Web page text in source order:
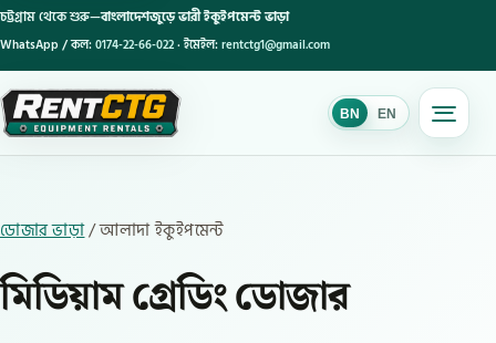
চট্টগ্রাম থেকে শুরু—বাংলাদেশজুড়ে ভারী ইকুইপমেন্ট ভাড়া
WhatsApp / কল:0174-22-66-022· ইমেইল:rentctg1@gmail.com
BN EN
BN
ডোজার ভাড়া/ আলাদা ইকুইপমেন্ট
মিডিয়াম গ্রেডিং ডোজার